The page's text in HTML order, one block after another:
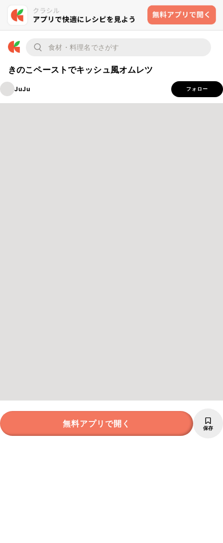
きのこペーストでキッシュ風オムレツ
JuJu フォロー
無料アプリで開く 保存